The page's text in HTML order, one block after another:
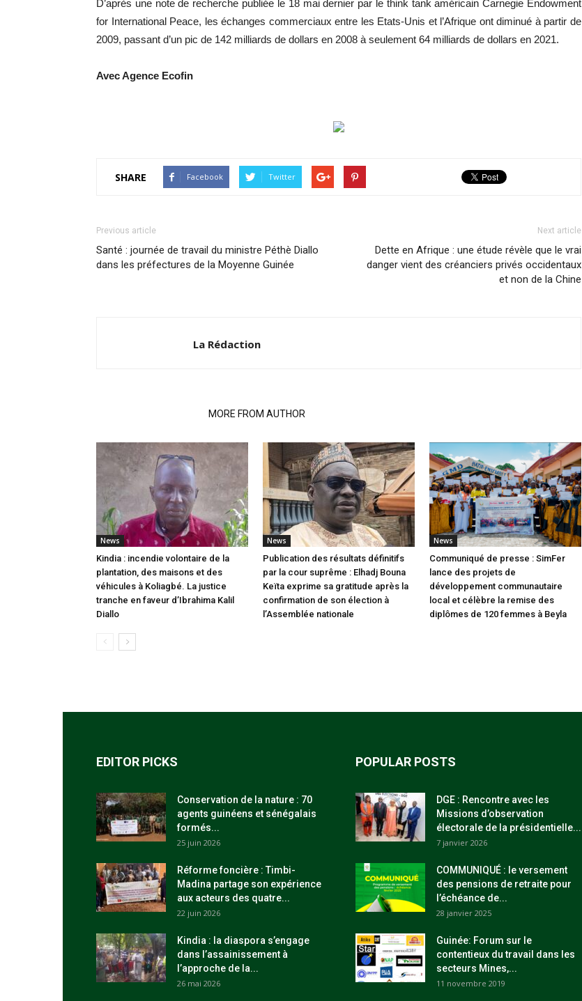
D’après une note de recherche publiée le 18 mai dernier par le think tank américain Carnegie Endowment
for International Peace, les échanges commerciaux entre les Etats-Unis et l’Afrique ont diminué à partir de
2009, passant d’un pic de 142 milliards de dollars en 2008 à seulement 64 milliards de dollars en 2021.
Avec Agence Ecofin
SHARE Facebook Twitter
Previous article
Santé : journée de travail du ministre Péthè Diallo
dans les préfectures de la Moyenne Guinée
Next article
Dette en Afrique : une étude révèle que le vrai
danger vient des créanciers privés occidentaux
et non de la Chine
La Rédaction
MORE FROM AUTHOR
News
Kindia : incendie volontaire de la
plantation, des maisons et des
véhicules à Koliagbé. La justice
tranche en faveur d’Ibrahima Kalil
Diallo
News
Publication des résultats définitifs
par la cour suprême : Elhadj Bouna
Keïta exprime sa gratitude après la
confirmation de son élection à
l’Assemblée nationale
News
Communiqué de presse : SimFer
lance des projets de
développement communautaire
local et célèbre la remise des
diplômes de 120 femmes à Beyla
EDITOR PICKS
Conservation de la nature : 70
agents guinéens et sénégalais
formés...
25 juin 2026
Réforme foncière : Timbi-
Madina partage son expérience
aux acteurs des quatre...
22 juin 2026
Kindia : la diaspora s’engage
dans l’assainissement à
l’approche de la...
26 mai 2026
POPULAR POSTS
DGE : Rencontre avec les
Missions d’observation
électorale de la présidentielle...
7 janvier 2026
COMMUNIQUÉ : le versement
des pensions de retraite pour
l’échéance de...
28 janvier 2025
Guinée: Forum sur le
contentieux du travail dans les
secteurs Mines,...
11 novembre 2019